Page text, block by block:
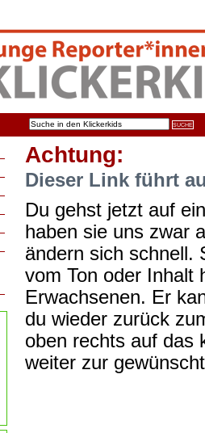
Achtung:
Dieser Link führt
Du gehst jetzt auf
haben sie uns zwar
ändern sich schnell.
vom Ton oder Inhalt
Erwachsenen. Er
du wieder zurück
oben rechts auf das
weiter zur